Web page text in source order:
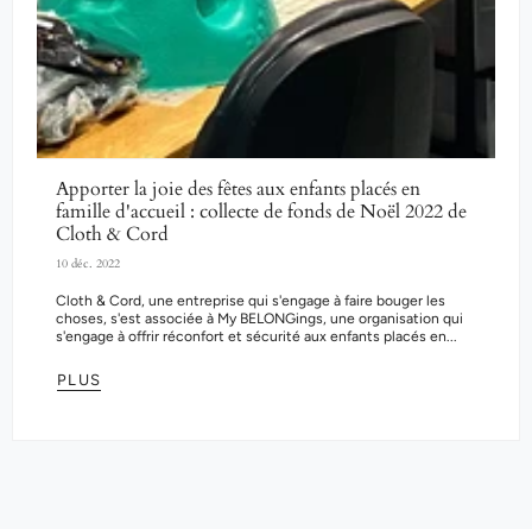
Apporter la joie des fêtes aux enfants placés en
famille d'accueil : collecte de fonds de Noël 2022 de
Cloth & Cord
10 déc. 2022
Cloth & Cord, une entreprise qui s'engage à faire bouger les
choses, s'est associée à My BELONGings, une organisation qui
s'engage à offrir réconfort et sécurité aux enfants placés en...
PLUS